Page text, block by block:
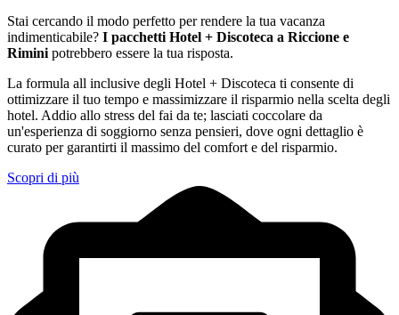
Stai cercando il modo perfetto per rendere la tua vacanza
indimenticabile? I pacchetti Hotel + Discoteca a Riccione e
Rimini potrebbero essere la tua risposta.
La formula all inclusive degli Hotel + Discoteca ti consente di
ottimizzare il tuo tempo e massimizzare il risparmio nella scelta degli
hotel. Addio allo stress del fai da te; lasciati coccolare da
un'esperienza di soggiorno senza pensieri, dove ogni dettaglio è
curato per garantirti il massimo del comfort e del risparmio.
Scopri di più